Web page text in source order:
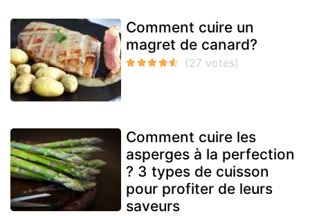
Comment cuire un
magret de canard?
Comment cuire les
asperges à la perfection
? 3 types de cuisson
pour profiter de leurs
saveurs